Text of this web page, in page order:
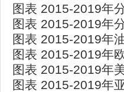
图表 2015-2019年
图表 2015-2019年
图表 2015-2019年
图表 2015-2019年
图表 2015-2019年
图表 2015-2019年